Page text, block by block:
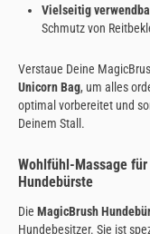
Vielseitig
Schmutz von
Verstaue Deine
Unicorn Bag, um alles
optimal vorbereitet und
Deinem Stall.
Wohlfühl-Massage
Hundebürste
Die MagicBrush
Hundebesitzer. Sie ist